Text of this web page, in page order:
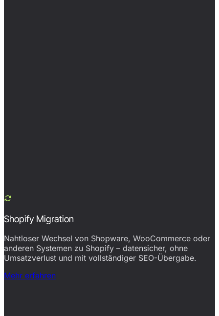
Shopify Migration
Nahtloser Wechsel von Shopware, WooCommerce oder
anderen Systemen zu Shopify – datensicher, ohne
Umsatzverlust und mit vollständiger SEO-Übergabe.
Mehr erfahren